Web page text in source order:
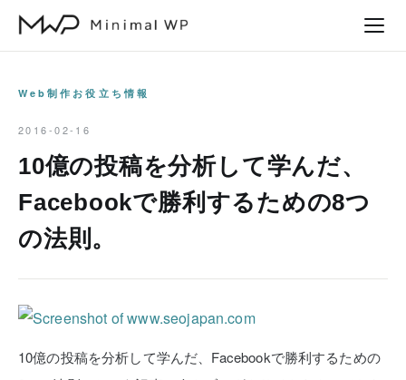
Web制作お役立ち情報
2016-02-16
10億の投稿を分析して学んだ、
Facebookで勝利するための8つ
の法則。
10億の投稿を分析して学んだ、Facebookで勝利するための